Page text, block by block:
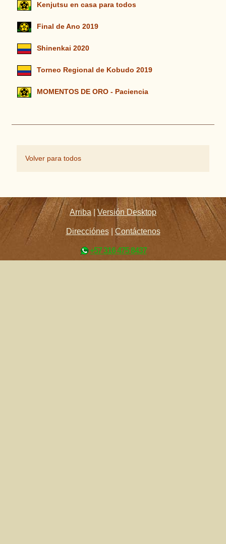
Kenjutsu en casa para todos
Final de Ano 2019
Shinenkai 2020
Torneo Regional de Kobudo 2019
MOMENTOS DE ORO - Paciencia
Volver para todos
Arriba |Versión Desktop
Direcciónes| Contáctenos
+57 316 475 8437